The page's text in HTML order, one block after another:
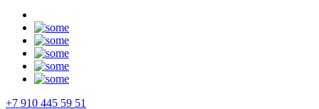
+7 910 445 59 51